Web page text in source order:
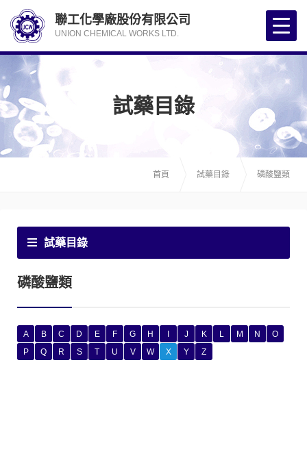
試藥目錄
首頁 試藥目錄 磷酸鹽類
試藥目錄
磷酸鹽類
A B C D E F G H J K L M N
O
P
Q R S T U V W X Y Z
聯工化學廠股份有限公司
UNION CHEMICAL WORKS LTD.